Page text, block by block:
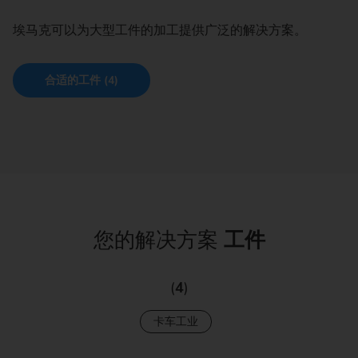
埃马克可以为大型工件的加工提供广泛的解决方案。
合适的工件 (4)
您的解决方案 工件
(4)
卡车工业